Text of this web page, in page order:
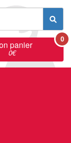
panier
0€
0